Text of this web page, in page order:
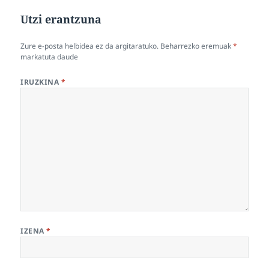
Utzi erantzuna
Zure e-posta helbidea ez da argitaratuko. Beharrezko eremuak*
markatuta daude
IRUZKINA *
IZENA*